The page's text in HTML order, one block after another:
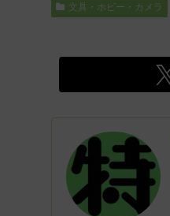
文具・ホビー・カメラ